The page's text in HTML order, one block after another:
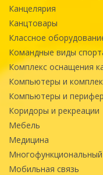
Канцелярия
Канцтовары
Классное
Командные виды
Комплекс оснащения
Компьютеры и
Компьютеры и
Коридоры и рекреации
Мебель
Медицина
Мобильная связь